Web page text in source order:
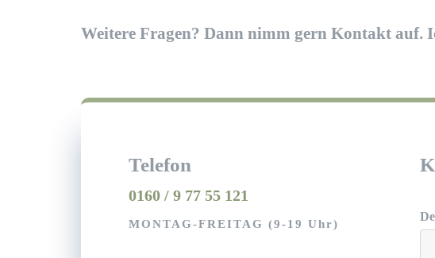
Weitere Fragen? Dann nimm gern Kontakt auf.
Telefon
0160 / 9 77 55 121
MONTAG-FREITAG (9-19 Uhr)